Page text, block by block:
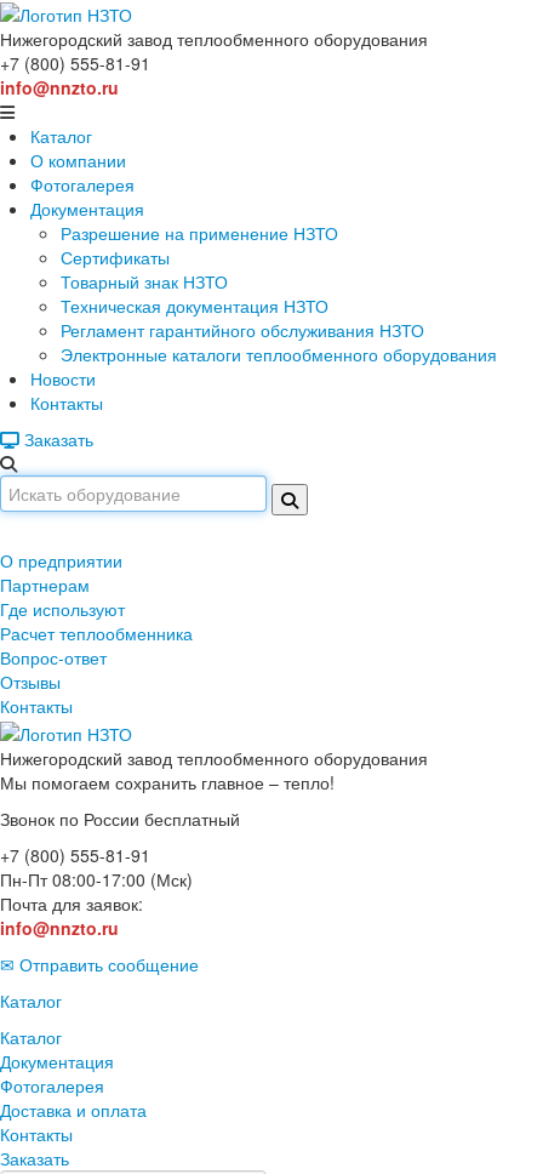
Нижегородский завод теплообменного оборудования
+7 (800) 555-81-91
info@nnzto.ru
Каталог
О компании
Фотогалерея
Документация
Разрешение на применение НЗТО
Сертификаты
Товарный знак НЗТО
Техническая документация НЗТО
Регламент гарантийного обслуживания НЗТО
Электронные каталоги теплообменного оборудования
Новости
Контакты
Заказать
О предприятии
Партнерам
Где используют
Расчет теплообменника
Вопрос-ответ
Отзывы
Контакты
Нижегородский завод теплообменного оборудования
Мы помогаем сохранить главное – тепло!
Звонок по России бесплатный
+7 (800) 555-81-91
Пн-Пт 08:00-17:00 (Мск)
Почта для заявок:
info@nnzto.ru
✉ Отправить сообщение
Каталог
Каталог
Документация
Фотогалерея
Доставка и оплата
Контакты
Заказать